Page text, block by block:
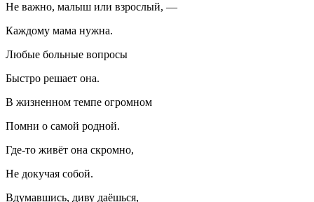
Не важно, малыш или взрослый, —
Каждому мама нужна.
Любые больные вопросы
Быстро решает она.
В жизненном темпе огромном
Помни о самой родной.
Где-то живёт она скромно,
Не докучая собой.
Вдумавшись, диву даёшься,